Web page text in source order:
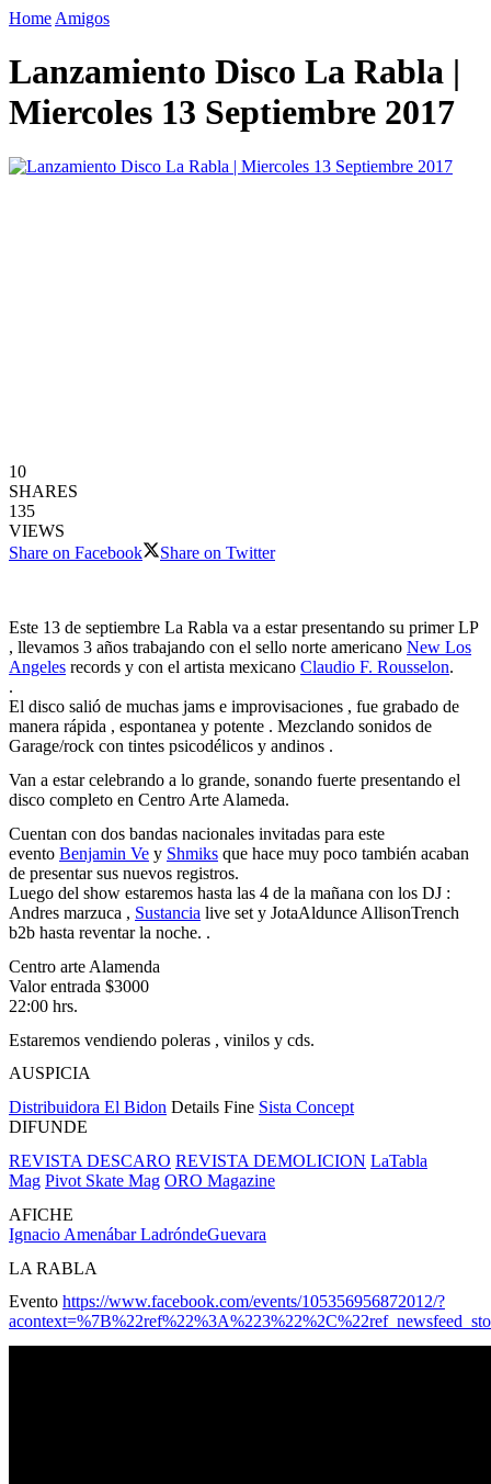
Home Amigos
Lanzamiento Disco La Rabla |
Miercoles 13 Septiembre 2017
10
SHARES
135
VIEWS
Share on Facebook
Share on Twitter
Este 13 de septiembre La Rabla va a estar presentando su primer LP
, llevamos 3 años trabajando con el sello norte americano New Los
Angeles records y con el artista mexicano Claudio F. Rousselon.
.
El disco salió de muchas jams e improvisaciones , fue grabado de
manera rápida , espontanea y potente . Mezclando sonidos de
Garage/rock con tintes psicodélicos y andinos .
Van a estar celebrando a lo grande, sonando fuerte presentando el
disco completo en Centro Arte Alameda.
Cuentan con dos bandas nacionales invitadas para este
evento Benjamin Ve y Shmiks que hace muy poco también acaban
de presentar sus nuevos registros.
Luego del show estaremos hasta las 4 de la mañana con los DJ :
Andres marzuca , Sustancia live set y JotaAldunce AllisonTrench
b2b hasta reventar la noche. .
Centro arte Alamenda
Valor entrada $3000
22:00 hrs.
Estaremos vendiendo poleras , vinilos y cds.
AUSPICIA
Distribuidora El Bidon Details Fine Sista Concept
DIFUNDE
REVISTA DESCARO REVISTA DEMOLICION LaTabla
Mag Pivot Skate Mag ORO Magazine
AFICHE
Ignacio Amenábar LadróndeGuevara
LA RABLA
Evento https://www.facebook.com/events/105356956872012/?